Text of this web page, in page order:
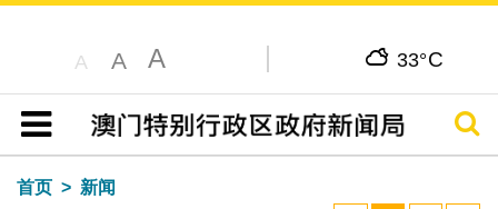
A A A 33°C
目录
搜寻
首页
新闻